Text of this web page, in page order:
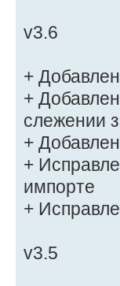
v3.6
+
+
слежении
+
+
импорте
+
v3.5